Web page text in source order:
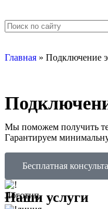
Главная » Подключение
Мы поможем получить
Гарантируем
Бесплатная
Наши услуги